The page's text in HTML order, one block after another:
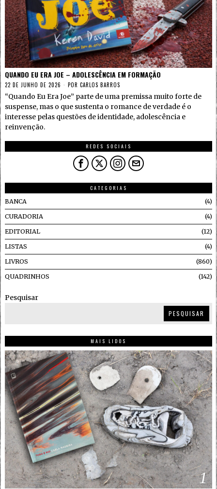
QUANDO EU ERA JOE – ADOLESCÊNCIA EM FORMAÇÃO
22 DE JUNHO DE 2026 POR CARLOS BARROS
“Quando Eu Era Joe” parte de uma premissa muito forte de
suspense, mas o que sustenta o romance de verdade é o
interesse pelas questões de identidade, adolescência e
reinvenção.
REDES SOCIAIS
CATEGORIAS
BANCA
4
CURADORIA 4
EDITORIAL 12
LISTAS 4
LIVROS 860
QUADRINHOS 142
Pesquisar
PESQUISAR
MAIS LIDOS
1